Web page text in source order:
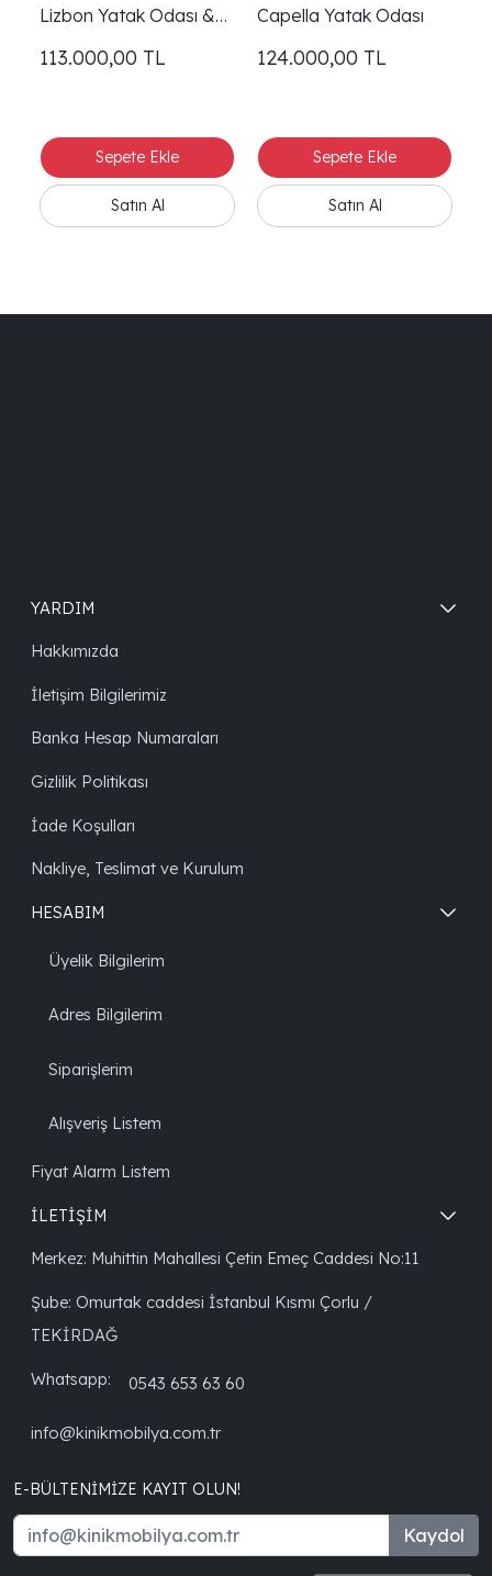
Lizbon Yatak Odası &
113.000,00 TL
Capella Yatak Odası
124.000,00 TL
YARDIM
Hakkımızda
İletişim Bilgilerimiz
Banka Hesap Numaraları
Gizlilik Politikası
İade Koşulları
Nakliye, Teslimat ve Kurulum
HESABIM
Üyelik Bilgilerim
Adres Bilgilerim
Siparişlerim
Alışveriş Listem
Fiyat Alarm Listem
İLETİŞİM
Merkez: Muhittin Mahallesi Çetin Emeç Caddesi No:11
Şube: Omurtak caddesi İstanbul Kısmı Çorlu /
TEKİRDAĞ
Whatsapp: 0543 653 63 60
info@kinikmobilya.com.tr
E-BÜLTENIMIZE KAYIT OLUN!
Kaydol